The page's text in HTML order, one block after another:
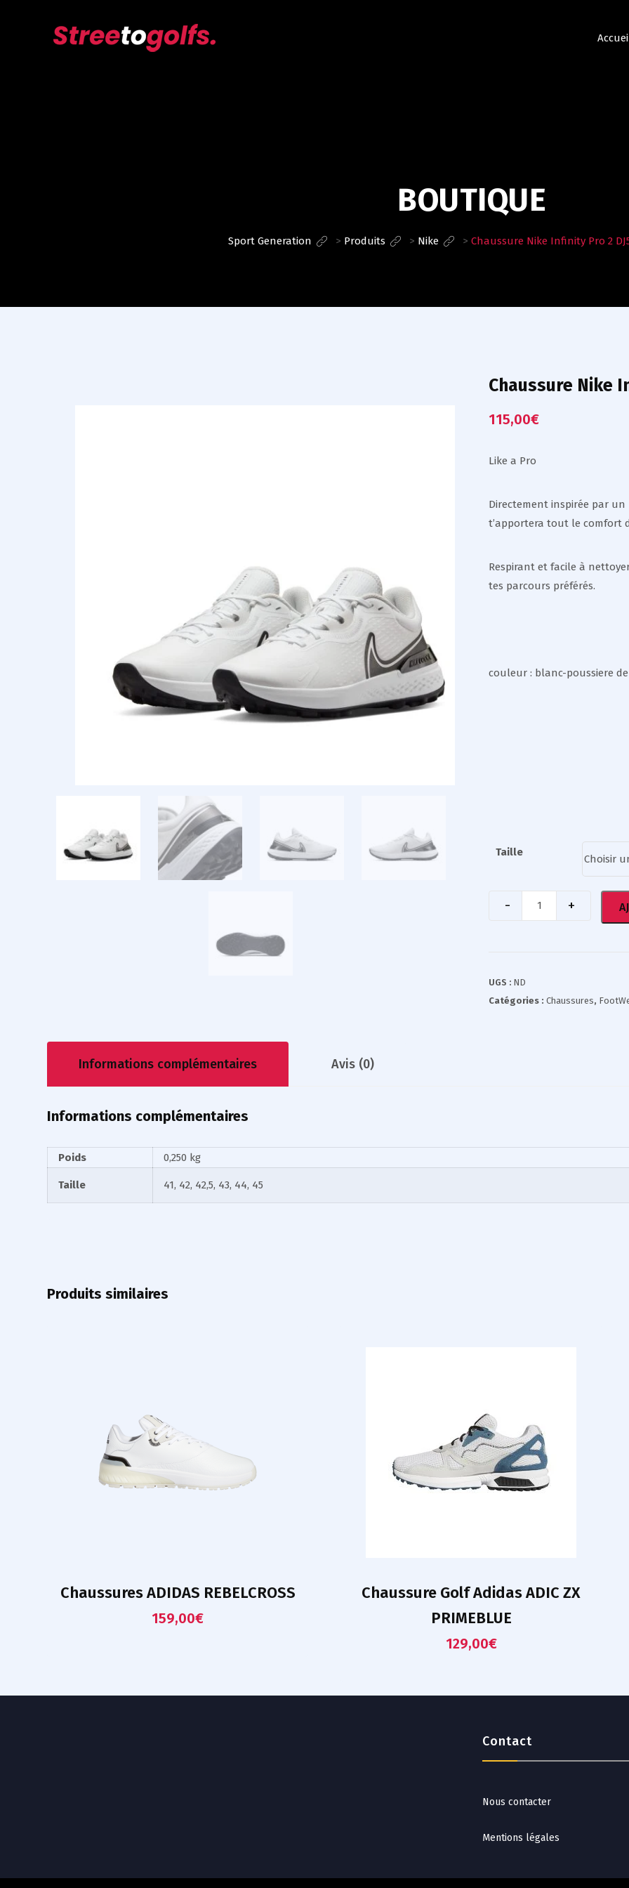
BOUTIQUE
Sport Generation > Produits > Nike > Chaussure Nike Infinity Pro 2
Chaussure Nike
115,00€
Like a Pro
Directement inspirée par
t’apportera tout le comfort
Respirant et facile à
tes parcours préférés.
couleur : blanc-poussiere
Taille
UGS : ND
Catégories :Chaussures,
Informations complémentaires Avis (0)
Informations complémentaires
Poids 0,250 kg
Taille 41, 42, 42,5, 43, 44, 45
Produits similaires
Chaussures ADIDAS REBELCROSS
159,00€
Chaussure Golf Adidas ADIC ZX
PRIMEBLUE
129,00€
Contact
Nous contacter
Mentions légales